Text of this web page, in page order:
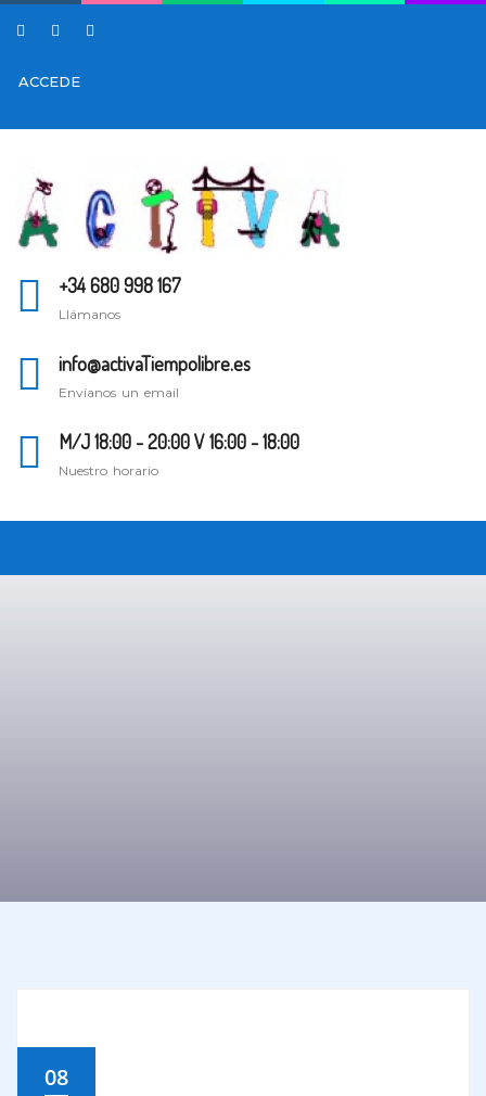
ACCEDE
+34 680 998 167
Llámanos
info@activaTiempolibre.es
Envíanos un email
M/J 18:00 - 20:00 V 16:00 - 18:00
Nuestro horario
08